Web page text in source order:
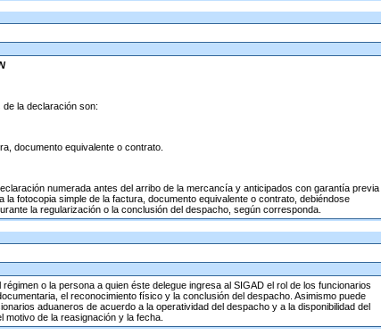
la declaración son:
documento equivalente o contrato.
numerada antes del arribo de la mercancía y anticipados con garantía previa
la fotocopia simple de la factura, documento equivalente o contrato, debiéndose
la regularización o la conclusión del despacho, según corresponda.
o la persona a quien éste delegue ingresa al SIGAD el rol de los funcionarios
el reconocimiento físico y la conclusión del despacho. Asimismo puede
aduaneros de acuerdo a la operatividad del despacho y a la disponibilidad del
de la reasignación y la fecha.